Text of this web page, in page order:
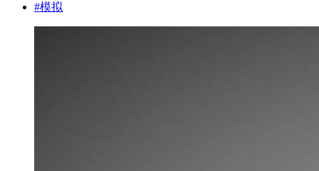
#模拟